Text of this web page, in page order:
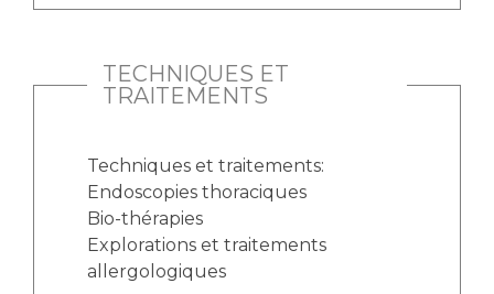
TECHNIQUES ET
TRAITEMENTS
Techniques et traitements:
Endoscopies thoraciques
Bio-thérapies
Explorations et traitements
allergologiques